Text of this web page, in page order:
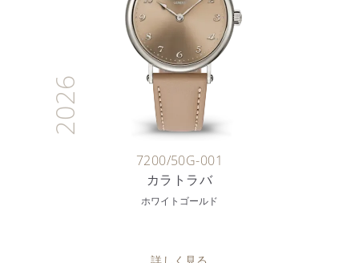
2026
7200/50G-001
カラトラバ
ホワイトゴールド